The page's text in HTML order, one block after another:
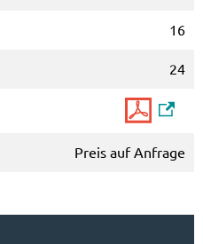
16
24
Preis auf Anfrage